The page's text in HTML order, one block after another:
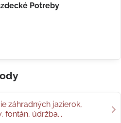
Potreby
záhradných jazierok,
fontán, údržba...